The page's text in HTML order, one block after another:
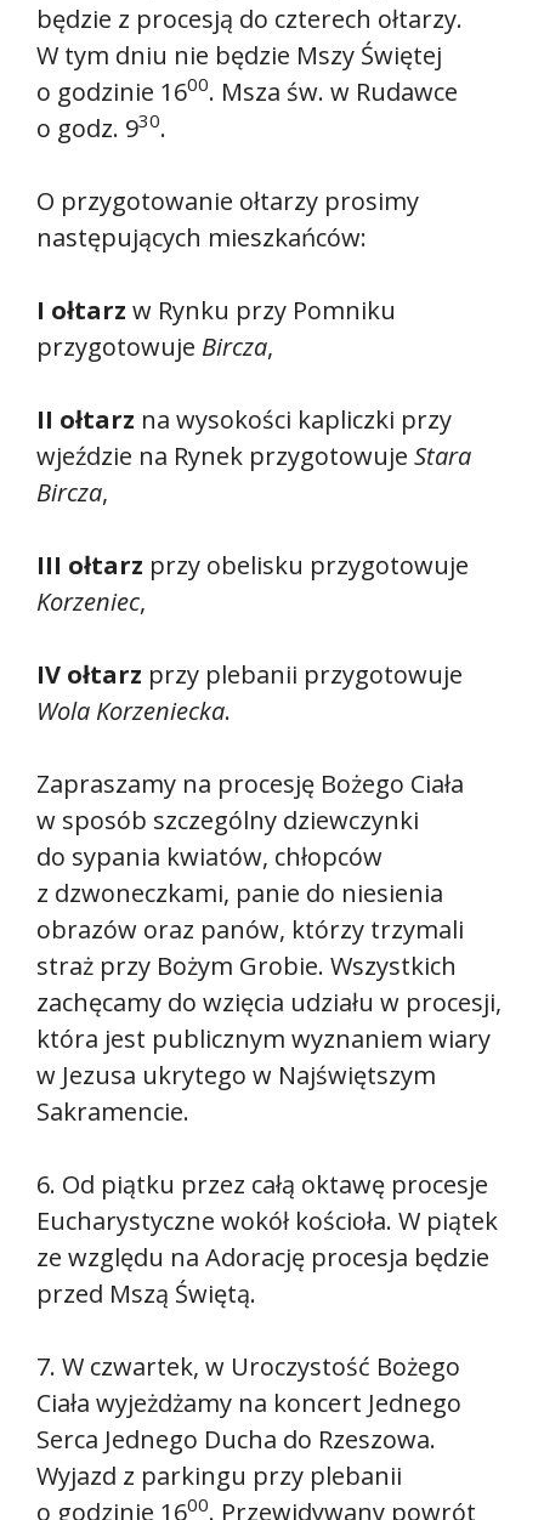
będzie z procesją do czterech ołtarzy.
W tym dniu nie będzie Mszy Świętej
o godzinie 1600. Msza św. w Rudawce
o godz. 930.
O przygotowanie ołtarzy prosimy
następujących mieszkańców:
I ołtarz w Rynku przy Pomniku
przygotowuje Bircza,
II ołtarz na wysokości kapliczki przy
wjeździe na Rynek przygotowuje Stara
Bircza,
III ołtarz przy obelisku przygotowuje
Korzeniec,
IV ołtarz przy plebanii przygotowuje
Wola Korzeniecka.
Zapraszamy na procesję Bożego Ciała
w sposób szczególny dziewczynki
do sypania kwiatów, chłopców
z dzwoneczkami, panie do niesienia
obrazów oraz panów, którzy trzymali
straż przy Bożym Grobie. Wszystkich
zachęcamy do wzięcia udziału w procesji,
która jest publicznym wyznaniem wiary
w Jezusa ukrytego w Najświętszym
Sakramencie.
6. Od piątku przez całą oktawę procesje
Eucharystyczne wokół kościoła. W piątek
ze względu na Adorację procesja będzie
przed Mszą Świętą.
7. W czwartek, w Uroczystość Bożego
Ciała wyjeżdżamy na koncert Jednego
Serca Jednego Ducha do Rzeszowa.
Wyjazd z parkingu przy plebanii
o godzinie 1600. Przewidywany powrót